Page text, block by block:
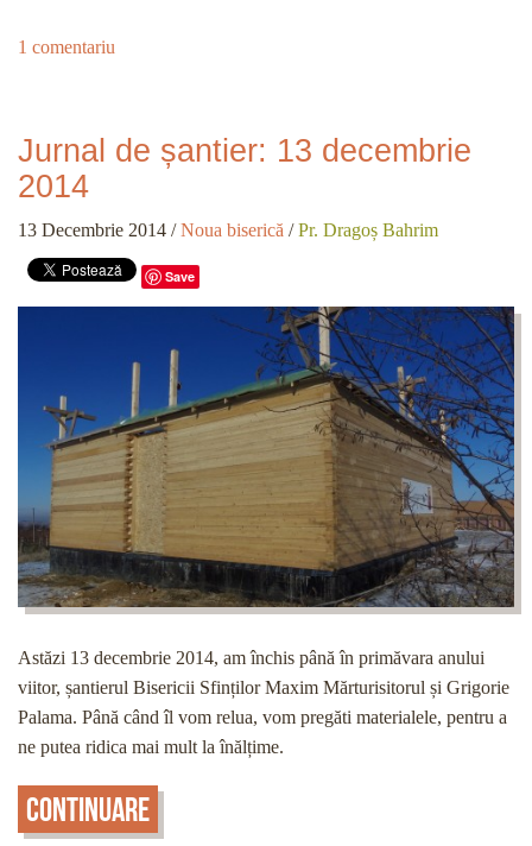
1 comentariu
Jurnal de șantier: 13 decembrie
2014
13 Decembrie 2014 /Noua biserică /Pr. Dragoș Bahrim
Save
Astăzi 13 decembrie 2014, am închis până în primăvara anului
viitor, șantierul Bisericii Sfinților Maxim Mărturisitorul și Grigorie
Palama. Până când îl vom relua, vom pregăti materialele, pentru a
ne putea ridica mai mult la înălțime.
Continuare